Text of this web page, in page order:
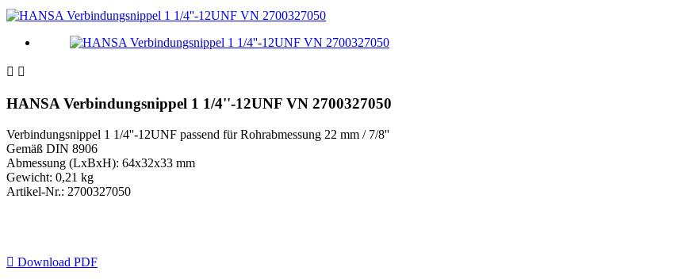
 
HANSA Verbindungsnippel 1 1/4''-12UNF VN 2700327050
Verbindungsnippel 1 1/4''-12UNF passend für Rohrabmessung 22 mm / 7/8''
Gemäß DIN 8906
Abmessung (LxBxH): 64x32x33 mm
Gewicht: 0,21 kg
Artikel-Nr.: 2700327050
 Download PDF